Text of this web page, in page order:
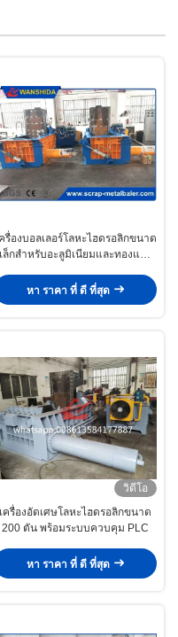
รื่องบอลเลอร์โลหะไฮดรอลิกขนาด
เล็กสําหรับอะลูมิเนียมและทองแดง
น้ํามันอากาศ
หา ราคา ที่ ดี ที่สุด
วิดีโอ
เครื่องอัดเศษโลหะไฮดรอลิกขนาด
200 ตัน พร้อมระบบควบคุม PLC
หา ราคา ที่ ดี ที่สุด